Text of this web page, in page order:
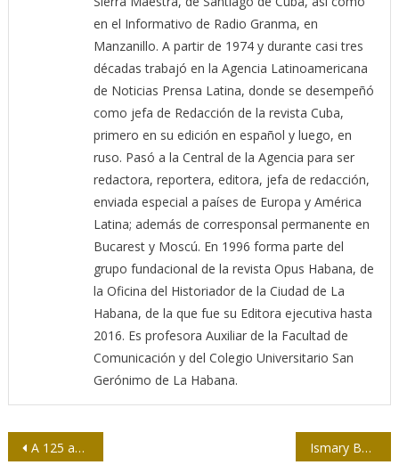
en el Informativo de Radio Granma, en
Manzanillo. A partir de 1974 y durante casi tres
décadas trabajó en la Agencia Latinoamericana
de Noticias Prensa Latina, donde se desempeñó
como jefa de Redacción de la revista Cuba,
primero en su edición en español y luego, en
ruso. Pasó a la Central de la Agencia para ser
redactora, reportera, editora, jefa de redacción,
enviada especial a países de Europa y América
Latina; además de corresponsal permanente en
Bucarest y Moscú. En 1996 forma parte del
grupo fundacional de la revista Opus Habana, de
la Oficina del Historiador de la Ciudad de La
Habana, de la que fue su Editora ejecutiva hasta
2016. Es profesora Auxiliar de la Facultad de
Comunicación y del Colegio Universitario San
Gerónimo de La Habana.
Navegación
A 125 años del inicio de la Reconcentración en Cuba Ismary Barcia Leyva: Vivir para el periodismo